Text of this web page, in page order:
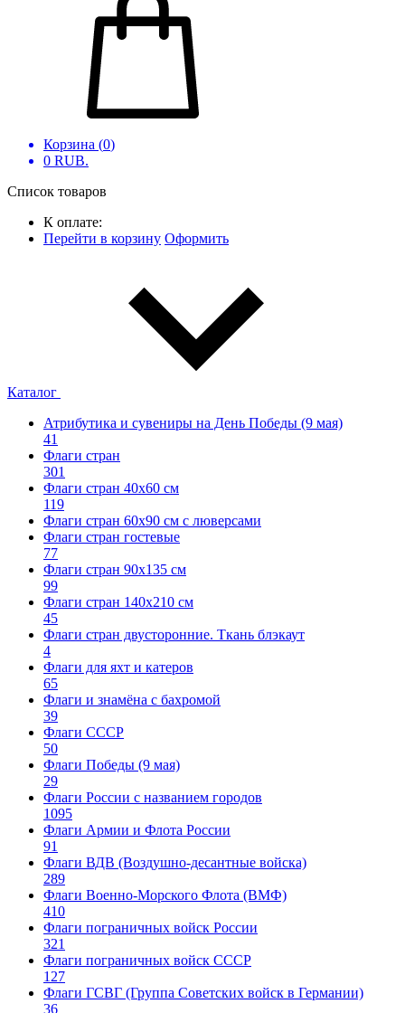
Корзина (0)
0 RUB.
Список товаров
К оплате:
Перейти в корзину Оформить
Каталог
Атрибутика и сувениры на День Победы (9 мая)
41
Флаги стран
301
Флаги стран 40х60 см
119
Флаги стран 60x90 см с люверсами
Флаги стран гостевые
77
Флаги стран 90х135 см
99
Флаги стран 140х210 см
45
Флаги стран двусторонние. Ткань блэкаут
4
Флаги для яхт и катеров
65
Флаги и знамёна с бахромой
39
Флаги СССР
50
Флаги Победы (9 мая)
29
Флаги России с названием городов
1095
Флаги Армии и Флота России
91
Флаги ВДВ (Воздушно-десантные войска)
289
Флаги Военно-Морского Флота (ВМФ)
410
Флаги пограничных войск России
321
Флаги пограничных войск СССР
127
Флаги ГСВГ (Группа Советских войск в Германии)
36